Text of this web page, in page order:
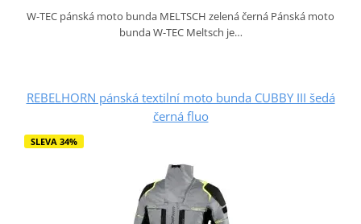
W-TEC pánská moto bunda MELTSCH zelená černá Pánská moto
bunda W-TEC Meltsch je…
REBELHORN pánská textilní moto bunda CUBBY III šedá
černá fluo
SLEVA 34%